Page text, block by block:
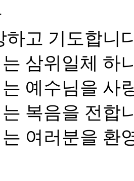
하고 기도합니
삼위일체 하
예수님을 사
복음을 전합
여러분을 환